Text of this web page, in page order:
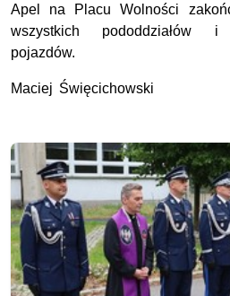
Apel na Placu Wolności
wszystkich pododdziałów
pojazdów.
Maciej Święcichowski